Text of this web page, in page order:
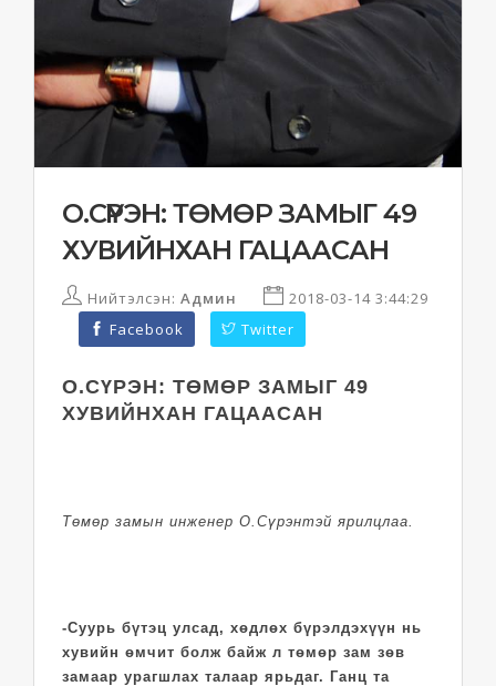
О.СҮРЭН: ТӨМӨР ЗАМЫГ 49
ХУВИЙНХАН ГАЦААСАН
Нийтэлсэн: Админ
2018-03-14 3:44:29
Facebook
Twitter
О.СҮРЭН: ТӨМӨР ЗАМЫГ 49
ХУВИЙНХАН ГАЦААСАН
Төмөр замын инженер О.Сүрэнтэй ярилцлаа.
-Суурь бүтэц улсад, хөдлөх бүрэлдэхүүн нь
хувийн өмчит болж байж л төмөр зам зөв
замаар урагшлах талаар ярьдаг. Ганц та